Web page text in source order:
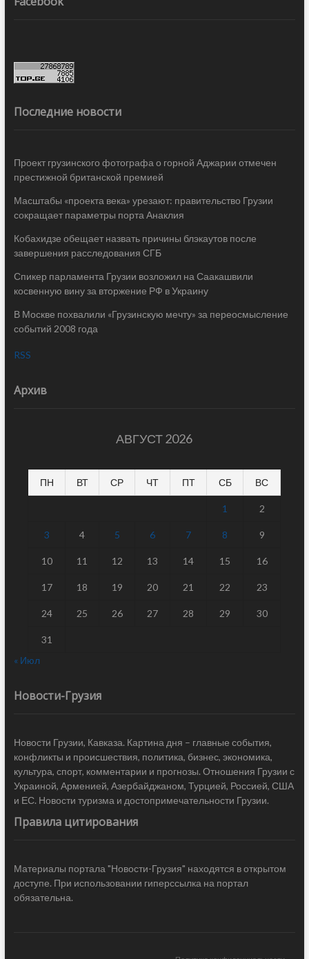
Последние новости
Проект грузинского фотографа о горной Аджарии отмечен
престижной британской премией
Масштабы «проекта века» урезают: правительство Грузии
сокращает параметры порта Анаклия
Кобахидзе обещает назвать причины блэкаутов после
завершения расследования СГБ
Спикер парламента Грузии возложил на Саакашвили
косвенную вину за вторжение РФ в Украину
В Москве похвалили «Грузинскую мечту» за переосмысление
событий 2008 года
RSS
Архив
АВГУСТ 2026
ПН ВТ СР ЧТ ПТ СБ ВС
1 2
3 4 5 6 7 8 9
10 11 12 13 14 15 16
17 18 19 20 21 22 23
24 25 26 27 28 29 30
31
« Июл
Новости-Грузия
Новости Грузии, Кавказа. Картина дня – главные события,
конфликты и происшествия, политика, бизнес, экономика,
культура, спорт, комментарии и прогнозы. Отношения Грузии с
Украиной, Арменией, Азербайджаном, Турцией, Россией, США
и ЕС. Новости туризма и достопримечательности Грузии.
Правила цитирования
Материалы портала "Новости-Грузия" находятся в открытом
доступе. При использовании гиперссылка на портал
обязательна.